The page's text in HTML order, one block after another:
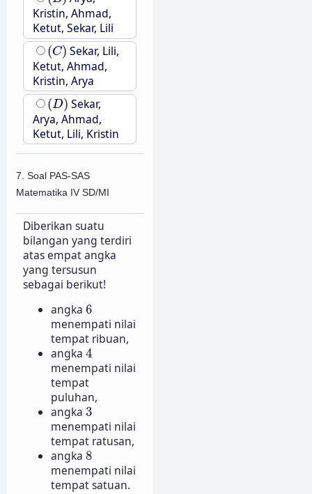
Kristin, Ahmad,
Ketut, Sekar, Lili
(C)
(C) Sekar, Lili,
Ketut, Ahmad,
Kristin, Arya
(D)
(D) Sekar,
Arya, Ahmad,
Ketut, Lili, Kristin
7. Soal PAS-SAS
Matematika IV SD/MI
Diberikan suatu
bilangan yang terdiri
atas empat angka
yang tersusun
sebagai berikut!
angka 6
6
menempati nilai
tempat ribuan,
angka 4
4
menempati nilai
tempat
puluhan,
angka 3
3
menempati nilai
tempat ratusan,
angka 8
8
menempati nilai
tempat satuan.